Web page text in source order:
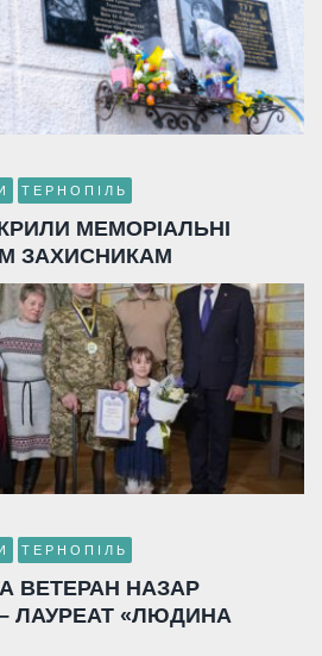
ТЕРНОПІЛЬ
МЕМОРІАЛЬНІ
ЗАХИСНИКАМ
ТЕРНОПІЛЬ
ВЕТЕРАН НАЗАР
ЛАУРЕАТ «ЛЮДИНА